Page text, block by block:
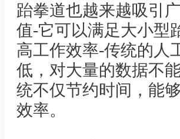
跆拳道也越来越吸引
值-它可以满足大小型
高工作效率-传统的人
低，对大量的数据不
统不仅节约时间，能
效率。